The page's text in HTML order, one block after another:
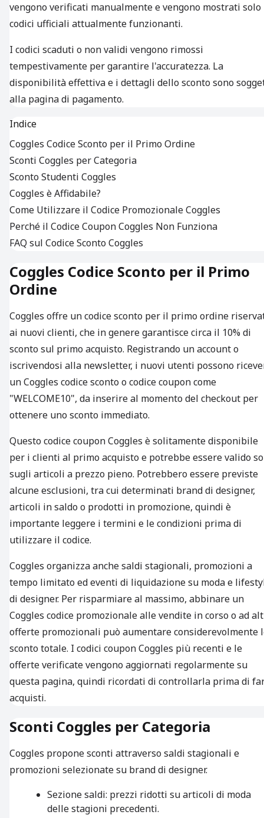
vengono verificati manualmente e vengono mostrati solo
codici ufficiali attualmente funzionanti.
I codici scaduti o non validi vengono rimossi
tempestivamente per garantire l'accuratezza. La
disponibilità effettiva e i dettagli dello sconto sono
alla pagina di pagamento.
Indice
Coggles Codice Sconto per il Primo Ordine
Sconti Coggles per Categoria
Sconto Studenti Coggles
Coggles è Affidabile?
Come Utilizzare il Codice Promozionale Coggles
Perché il Codice Coupon Coggles Non Funziona
FAQ sul Codice Sconto Coggles
Coggles Codice Sconto per il Primo
Ordine
Coggles offre un codice sconto per il primo ordine
ai nuovi clienti, che in genere garantisce circa il 10% di
sconto sul primo acquisto. Registrando un account o
iscrivendosi alla newsletter, i nuovi utenti possono
un Coggles codice sconto o codice coupon come
"WELCOME10", da inserire al momento del checkout per
ottenere uno sconto immediato.
Questo codice coupon Coggles è solitamente disponibile
per i clienti al primo acquisto e potrebbe essere valido
sugli articoli a prezzo pieno. Potrebbero essere previste
alcune esclusioni, tra cui determinati brand di designer,
articoli in saldo o prodotti in promozione, quindi è
importante leggere i termini e le condizioni prima di
utilizzare il codice.
Coggles organizza anche saldi stagionali, promozioni a
tempo limitato ed eventi di liquidazione su moda e
di designer. Per risparmiare al massimo, abbinare un
Coggles codice promozionale alle vendite in corso o ad
offerte promozionali può aumentare considerevolmente
sconto totale. I codici coupon Coggles più recenti e le
offerte verificate vengono aggiornati regolarmente su
questa pagina, quindi ricordati di controllarla prima di
acquisti.
Sconti Coggles per Categoria
Coggles propone sconti attraverso saldi stagionali e
promozioni selezionate su brand di designer.
Sezione saldi: prezzi ridotti su articoli di moda
delle stagioni precedenti.